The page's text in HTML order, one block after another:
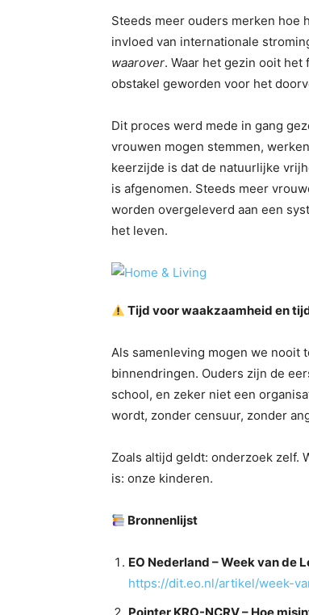
Steeds meer ouders merken hoe
invloed van internationale
waarover. Waar het gezin ooit
obstakel geworden voor het
Dit proces werd mede in gang
vrouwen mogen stemmen,
keerzijde is dat de natuurlijke
is afgenomen. Steeds meer
worden overgeleverd aan een
het leven.
Tijd voor waakzaamheid en
Als samenleving mogen we nooit
binnendringen. Ouders zijn de
school, en zeker niet een
wordt, zonder censuur, zonder
Zoals altijd geldt: onderzoek zelf.
is: onze kinderen.
Bronnenlijst
EO Nederland – Week van
https://dit.eo.nl/artikel/week-